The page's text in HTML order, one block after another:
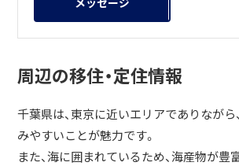
周辺の移住・定住情報
千葉県は、東京に近いエリアでありながら
みやすいことが魅力です。
また、海に囲まれているため、海産物が